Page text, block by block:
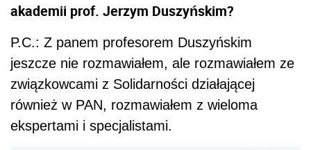
akademii prof. Jerzym Duszyńskim?
P.C.: Z panem profesorem Duszyńskim
jeszcze nie rozmawiałem, ale rozmawiałem ze
związkowcami z Solidarności działającej
również w PAN, rozmawiałem z wieloma
ekspertami i specjalistami.